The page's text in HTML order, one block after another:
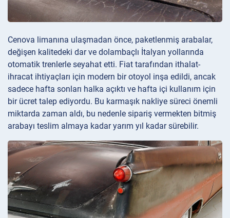
Cenova limanına ulaşmadan önce, paketlenmiş arabalar,
değişen kalitedeki dar ve dolambaçlı İtalyan yollarında
otomatik trenlerle seyahat etti. Fiat tarafından ithalat-
ihracat ihtiyaçları için modern bir otoyol inşa edildi, ancak
sadece hafta sonları halka açıktı ve hafta içi kullanım için
bir ücret talep ediyordu. Bu karmaşık nakliye süreci önemli
miktarda zaman aldı, bu nedenle sipariş vermekten bitmiş
arabayı teslim almaya kadar yarım yıl kadar sürebilir.